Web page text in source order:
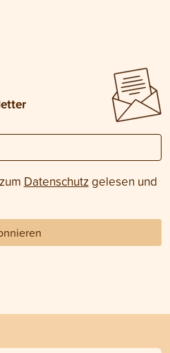
Datenschutz gelesen und